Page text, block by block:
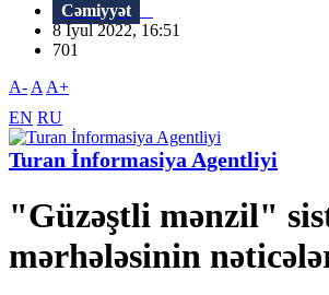
Cəmiyyət
8 İyul 2022, 16:51
701
A- A A+
EN RU
Turan İnformasiya Agentliyi
"Güzəştli mənzil"
mərhələsinin